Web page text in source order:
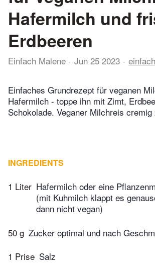
Hafermilch und
Erdbeeren
Einfach Malene Jun 25 2023
Einfaches Grundrezept für veganen
Hafermilch - toppe ihn mit Zimt,
Schokolade. Veganer Milchreis
INGREDIENTS
1 Liter Hafermilch oder eine
(mit Kuhmilch klappt es
dann nicht vegan)
50 g Zucker optimal und nach
1 Prise Salz